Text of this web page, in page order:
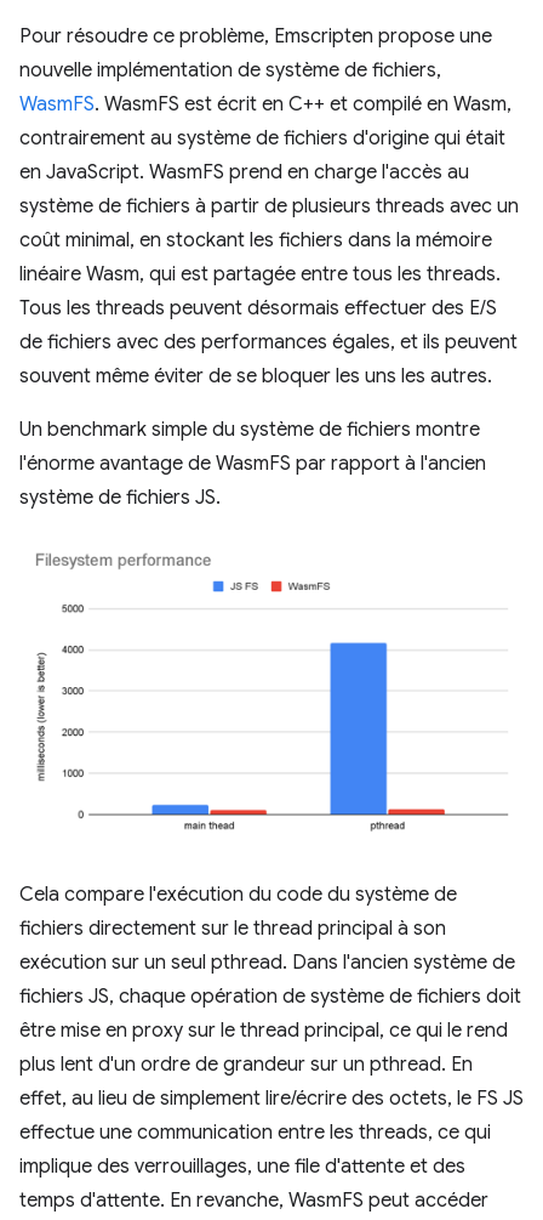
Pour résoudre ce problème, Emscripten propose une
nouvelle implémentation de système de fichiers,
WasmFS. WasmFS est écrit en C++ et compilé en Wasm,
contrairement au système de fichiers d'origine qui était
en JavaScript. WasmFS prend en charge l'accès au
système de fichiers à partir de plusieurs threads avec un
coût minimal, en stockant les fichiers dans la mémoire
linéaire Wasm, qui est partagée entre tous les threads.
Tous les threads peuvent désormais effectuer des E/S
de fichiers avec des performances égales, et ils peuvent
souvent même éviter de se bloquer les uns les autres.
Un benchmark simple du système de fichiers montre
l'énorme avantage de WasmFS par rapport à l'ancien
système de fichiers JS.
Cela compare l'exécution du code du système de
fichiers directement sur le thread principal à son
exécution sur un seul pthread. Dans l'ancien système de
fichiers JS, chaque opération de système de fichiers doit
être mise en proxy sur le thread principal, ce qui le rend
plus lent d'un ordre de grandeur sur un pthread. En
effet, au lieu de simplement lire/écrire des octets, le FS JS
effectue une communication entre les threads, ce qui
implique des verrouillages, une file d'attente et des
temps d'attente. En revanche, WasmFS peut accéder